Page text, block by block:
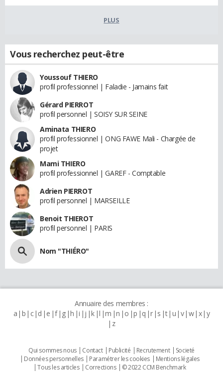
PLUS
Vous recherchez peut-être
Youssouf THIERO
profil professionnel | Faladie - Jamains fait
Gérard PIERROT
profil personnel | SOISY SUR SEINE
Aminata THIERO
profil professionnel | ONG FAWE Mali - Chargée de
projet
Mami THIERO
profil professionnel | GAREF - Comptable
Adrien PIERROT
profil personnel | MARSEILLE
Benoit THIEROT
profil personnel | PARIS
Nom "THIÉRO"
Annuaire des membres :
a b c d e f g h i j k l m n o p q r s t u v w x y
z
Qui sommes nous Contact Publicité Recrutement
Societé
Données personnelles
Paramétrer les cookies
Mentions légales
Tous les articles
Corrections © 2022 CCM Benchmark